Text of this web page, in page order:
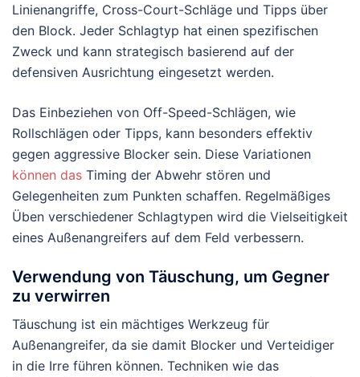
Linienangriffe, Cross-Court-Schläge und Tipps über
den Block. Jeder Schlagtyp hat einen spezifischen
Zweck und kann strategisch basierend auf der
defensiven Ausrichtung eingesetzt werden.
Das Einbeziehen von Off-Speed-Schlägen, wie
Rollschlägen oder Tipps, kann besonders effektiv
gegen aggressive Blocker sein. Diese Variationen
können das Timing der Abwehr stören und
Gelegenheiten zum Punkten schaffen. Regelmäßiges
Üben verschiedener Schlagtypen wird die Vielseitigkeit
eines Außenangreifers auf dem Feld verbessern.
Verwendung von Täuschung, um Gegner
zu verwirren
Täuschung ist ein mächtiges Werkzeug für
Außenangreifer, da sie damit Blocker und Verteidiger
in die Irre führen können. Techniken wie das